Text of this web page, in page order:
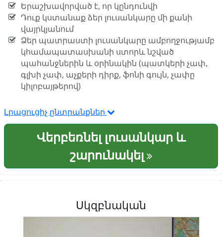
Երաշխավորված է, որ կընդունվի
Դուք կստանաք ձեր լուսանկարը մի քանի
վայրկյանում
Ձեր պատրաստի լուսանկարը ամբողջությամբ
կհամապատասխանի ստորև նշված
պահանջներին և օրինակին (պատկերի չափ,
գլխի չափ, աչքերի դիրք, ֆոնի գույն, չափը
կիլոբայթերով)
Լրացուցիչ ընտրանքներ
Վերբեռնել լուսանկար և
շարունակել
Սկզբնական